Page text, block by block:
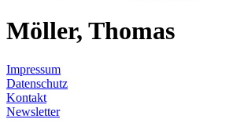
Möller, Thomas
Impressum
Datenschutz
Kontakt
Newsletter